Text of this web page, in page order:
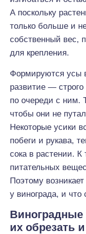
А поскольку
только больше и
собственный вес,
для крепления.
Формируются усы
развитие —
по очереди с ним.
чтобы они не
Некоторые усики
побеги и рукава,
сока в растении. К
питательных
Поэтому
у винограда, и
Виноградные
их обрезать